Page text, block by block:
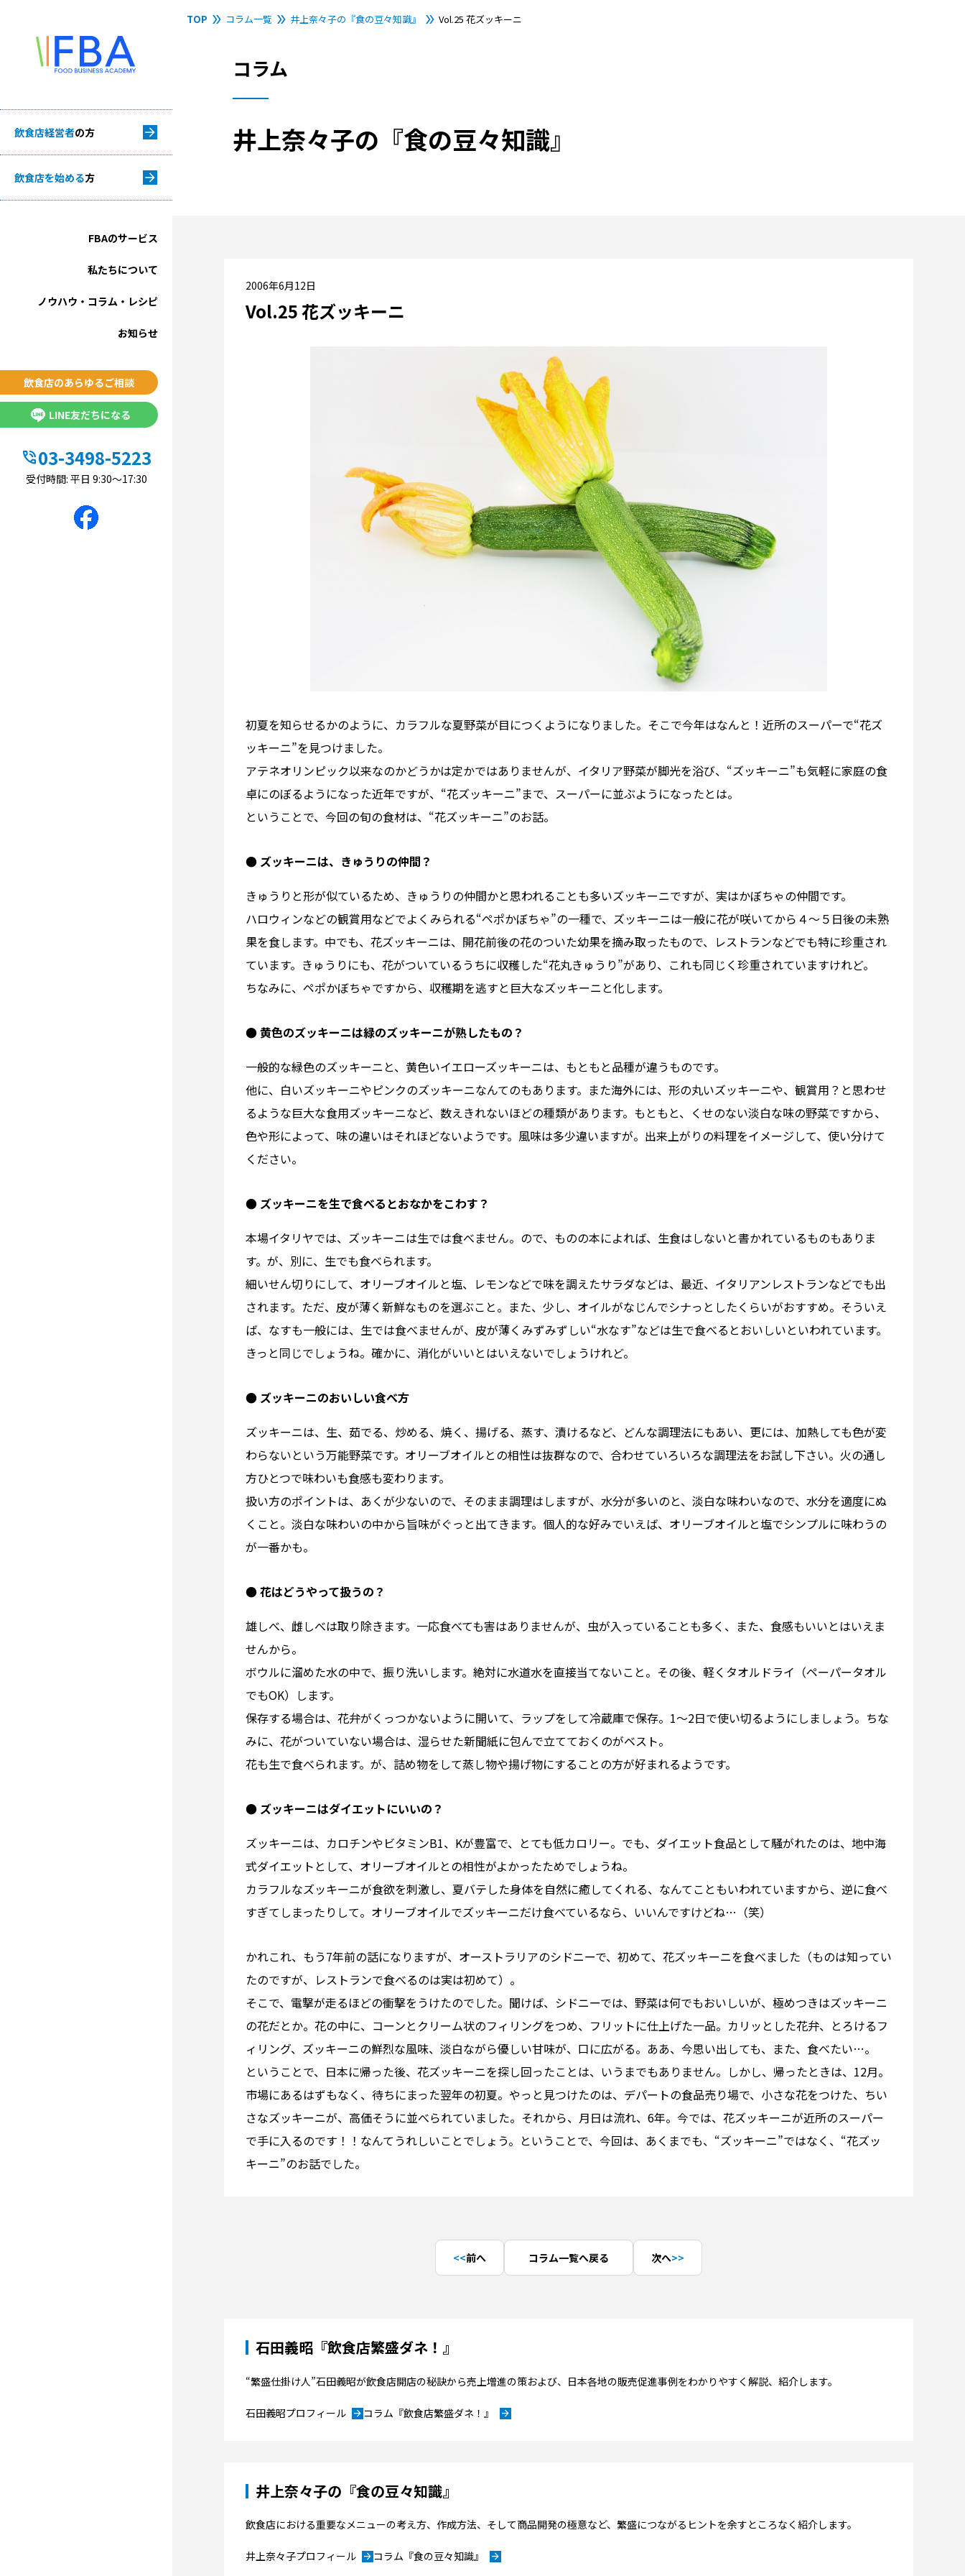
飲食店経営者の方
飲食店を始める方
FBAのサービス
私たちについて
ノウハウ・コラム・レシピ
お知らせ
飲食店のあらゆるご相談
LINE友だちになる
phone_in_talk03-3498-5223
受付時間: 平日 9:30〜17:30
TOP コラム一覧 井上奈々子の『食の豆々知識』 Vol.25 花ズッキーニ
コラム
井上奈々子の『食の豆々知識』
2006年6月12日
Vol.25 花ズッキーニ
初夏を知らせるかのように、カラフルな夏野菜が目につくようになりました。そこで今年はなんと！近所のスーパーで“花ズ
ッキーニ”を見つけました。
アテネオリンピック以来なのかどうかは定かではありませんが、イタリア野菜が脚光を浴び、“ズッキーニ”も気軽に家庭の食
卓にのぼるようになった近年ですが、“花ズッキーニ”まで、スーパーに並ぶようになったとは。
ということで、今回の旬の食材は、“花ズッキーニ”のお話。
● ズッキーニは、きゅうりの仲間？
きゅうりと形が似ているため、きゅうりの仲間かと思われることも多いズッキーニですが、実はかぼちゃの仲間です。
ハロウィンなどの観賞用などでよくみられる“ペポかぼちゃ”の一種で、ズッキーニは一般に花が咲いてから４～５日後の未熟
果を食します。中でも、花ズッキーニは、開花前後の花のついた幼果を摘み取ったもので、レストランなどでも特に珍重され
ています。きゅうりにも、花がついているうちに収穫した“花丸きゅうり”があり、これも同じく珍重されていますけれど。
ちなみに、ペポかぼちゃですから、収穫期を逃すと巨大なズッキーニと化します。
● 黄色のズッキーニは緑のズッキーニが熟したもの？
一般的な緑色のズッキーニと、黄色いイエローズッキーニは、もともと品種が違うものです。
他に、白いズッキーニやピンクのズッキーニなんてのもあります。また海外には、形の丸いズッキーニや、観賞用？と思わせ
るような巨大な食用ズッキーニなど、数えきれないほどの種類があります。もともと、くせのない淡白な味の野菜ですから、
色や形によって、味の違いはそれほどないようです。風味は多少違いますが。出来上がりの料理をイメージして、使い分けて
ください。
● ズッキーニを生で食べるとおなかをこわす？
本場イタリヤでは、ズッキーニは生では食べません。ので、ものの本によれば、生食はしないと書かれているものもありま
す。が、別に、生でも食べられます。
細いせん切りにして、オリーブオイルと塩、レモンなどで味を調えたサラダなどは、最近、イタリアンレストランなどでも出
されます。ただ、皮が薄く新鮮なものを選ぶこと。また、少し、オイルがなじんでシナっとしたくらいがおすすめ。そういえ
ば、なすも一般には、生では食べませんが、皮が薄くみずみずしい“水なす”などは生で食べるとおいしいといわれています。
きっと同じでしょうね。確かに、消化がいいとはいえないでしょうけれど。
● ズッキーニのおいしい食べ方
ズッキーニは、生、茹でる、炒める、焼く、揚げる、蒸す、漬けるなど、どんな調理法にもあい、更には、加熱しても色が変
わらないという万能野菜です。オリーブオイルとの相性は抜群なので、合わせていろいろな調理法をお試し下さい。火の通し
方ひとつで味わいも食感も変わります。
扱い方のポイントは、あくが少ないので、そのまま調理はしますが、水分が多いのと、淡白な味わいなので、水分を適度にぬ
くこと。淡白な味わいの中から旨味がぐっと出てきます。個人的な好みでいえば、オリーブオイルと塩でシンプルに味わうの
が一番かも。
● 花はどうやって扱うの？
雄しべ、雌しべは取り除きます。一応食べても害はありませんが、虫が入っていることも多く、また、食感もいいとはいえま
せんから。
ボウルに溜めた水の中で、振り洗いします。絶対に水道水を直接当てないこと。その後、軽くタオルドライ（ペーパータオル
でもOK）します。
保存する場合は、花弁がくっつかないように開いて、ラップをして冷蔵庫で保存。1～2日で使い切るようにしましょう。ちな
みに、花がついていない場合は、湿らせた新聞紙に包んで立てておくのがベスト。
花も生で食べられます。が、詰め物をして蒸し物や揚げ物にすることの方が好まれるようです。
● ズッキーニはダイエットにいいの？
ズッキーニは、カロチンやビタミンB1、Kが豊富で、とても低カロリー。でも、ダイエット食品として騒がれたのは、地中海
式ダイエットとして、オリーブオイルとの相性がよかったためでしょうね。
カラフルなズッキーニが食欲を刺激し、夏バテした身体を自然に癒してくれる、なんてこともいわれていますから、逆に食べ
すぎてしまったりして。オリーブオイルでズッキーニだけ食べているなら、いいんですけどね…（笑）
かれこれ、もう7年前の話になりますが、オーストラリアのシドニーで、初めて、花ズッキーニを食べました（ものは知ってい
たのですが、レストランで食べるのは実は初めて）。
そこで、電撃が走るほどの衝撃をうけたのでした。聞けば、シドニーでは、野菜は何でもおいしいが、極めつきはズッキーニ
の花だとか。花の中に、コーンとクリーム状のフィリングをつめ、フリットに仕上げた一品。カリッとした花弁、とろけるフ
ィリング、ズッキーニの鮮烈な風味、淡白ながら優しい甘味が、口に広がる。ああ、今思い出しても、また、食べたい…。
ということで、日本に帰った後、花ズッキーニを探し回ったことは、いうまでもありません。しかし、帰ったときは、12月。
市場にあるはずもなく、待ちにまった翌年の初夏。やっと見つけたのは、デパートの食品売り場で、小さな花をつけた、ちい
さなズッキーニが、高価そうに並べられていました。それから、月日は流れ、6年。今では、花ズッキーニが近所のスーパー
で手に入るのです！！なんてうれしいことでしょう。ということで、今回は、あくまでも、“ズッキーニ”ではなく、“花ズッ
キーニ”のお話でした。
前へ コラム一覧へ戻る 次へ
石田義昭『飲食店繁盛ダネ！』
“繁盛仕掛け人”石田義昭が飲食店開店の秘訣から売上増進の策および、日本各地の販売促進事例をわかりやすく解説、紹介します。
石田義昭プロフィール arrow_forward コラム『飲食店繁盛ダネ！』 arrow_forward
井上奈々子の『食の豆々知識』
飲食店における重要なメニューの考え方、作成方法、そして商品開発の極意など、繁盛につながるヒントを余すところなく紹介します。
井上奈々子プロフィール arrow_forward コラム『食の豆々知識』 arrow_forward